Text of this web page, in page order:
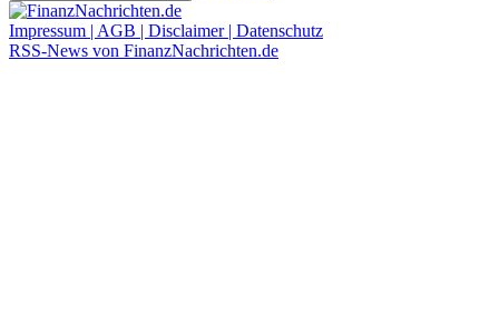
Impressum | AGB | Disclaimer | Datenschutz
RSS-News von FinanzNachrichten.de